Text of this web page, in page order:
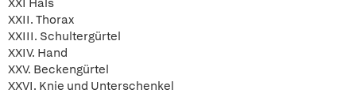
XXI Hals
XXII. Thorax
XXIII. Schultergürtel
XXIV. Hand
XXV. Beckengürtel
XXVI. Knie und Unterschenkel